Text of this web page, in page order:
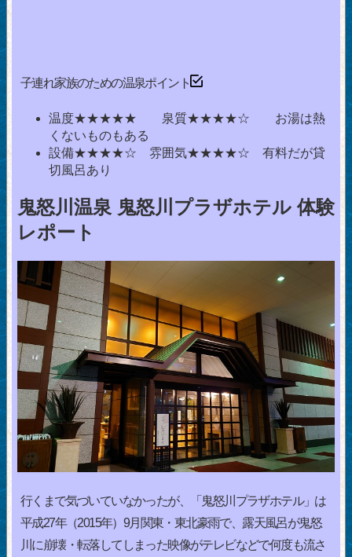
子連れ家族のための温泉ポイント
温度★★★★★ 泉質★★★★☆ お湯は熱
くないものもある
設備★★★★☆ 雰囲気★★★★☆ 有料だが貸
切風呂あり
鬼怒川温泉 鬼怒川プラザホテル 体験
レポート
行くまで気づいていなかったが、「鬼怒川プラザホテル」は
平成27年（2015年）9月関東・東北豪雨で、露天風呂が鬼怒
川に崩壊・転落してしまった映像がテレビなどで何度も流さ